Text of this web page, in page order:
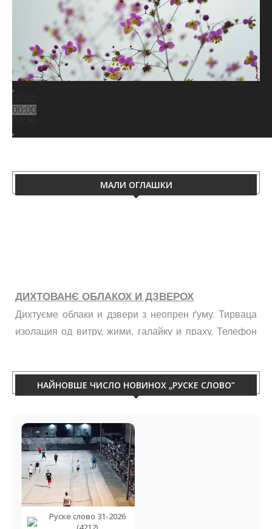
00:00
МАЛИ ОГЛАШКИ
НАЙНОВШЕ ЧИСЛО НОВИНОХ „РУСКЕ СЛОВО”
Руске слово 31-2026